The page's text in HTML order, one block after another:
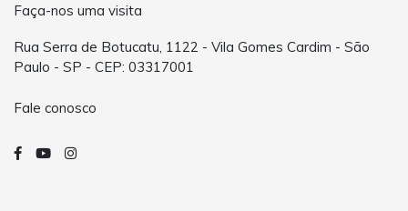
Faça-nos uma visita
Rua Serra de Botucatu, 1122 - Vila Gomes Cardim - São
Paulo - SP - CEP: 03317001
Fale conosco